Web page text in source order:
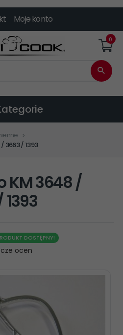
Moje konto
0
3663 / 1393
KM 3648 /
DOSTĘPNY!
ocen